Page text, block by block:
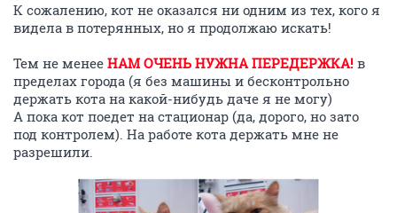
К сожалению, кот не оказался ни одним из тех, кого я
видела в потерянных, но я продолжаю искать!
Тем не менее НАМ ОЧЕНЬ НУЖНА ПЕРЕДЕРЖКА! в
пределах города (я без машины и бесконтрольно
держать кота на какой-нибудь даче я не могу)
А пока кот поедет на стационар (да, дорого, но зато
под контролем). На работе кота держать мне не
разрешили.